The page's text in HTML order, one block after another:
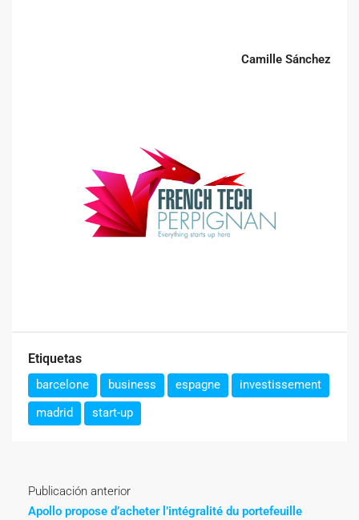
Camille Sánchez
Etiquetas
barcelone business espagne
investissement
madrid
start-up
Publicación anterior
Apollo propose d’acheter l’intégralité du portefeuille